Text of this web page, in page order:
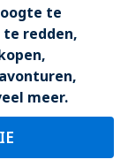
te
redden,
meer.